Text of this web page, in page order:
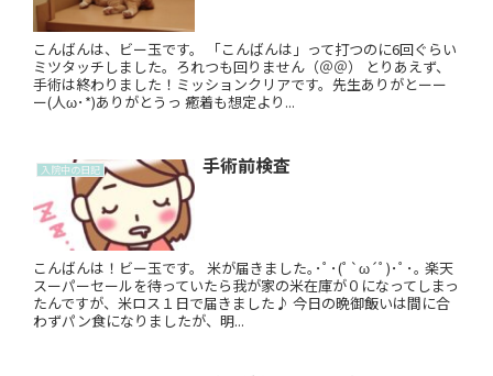
こんばんは、ビー玉です。 「こんばんは」って打つのに6回ぐらい
ミツタッチしました。ろれつも回りません（＠＠） とりあえず、
手術は終わりました！ミッションクリアです。先生ありがとーー
ー(人ω･*)ありがとうっ 癒着も想定より...
入院中の日記 手術前検査
こんばんは！ビー玉です。 米が届きました｡･ﾟ･(ﾟ`ω´ﾟ)･ﾟ･｡ 楽天
スーパーセールを待っていたら我が家の米在庫が０になってしまっ
たんですが、米ロス１日で届きました♪ 今日の晩御飯いは間に合
わずパン食になりましたが、明...